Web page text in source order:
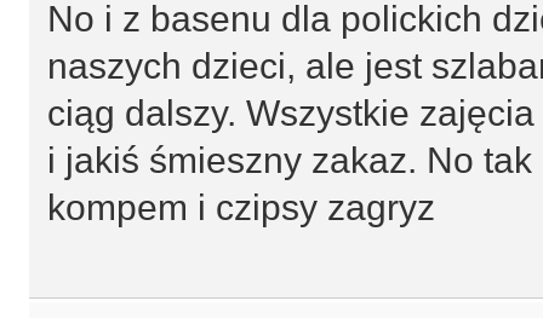
No i z basenu dla polickich
naszych dzieci, ale jest
ciąg dalszy. Wszystkie
i jakiś śmieszny zakaz. No
kompem i czipsy zagryz